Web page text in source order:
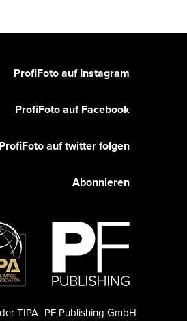
ProfiFoto auf Instagram
ProfiFoto auf Facebook
ProfiFoto auf twitter folgen
Abonnieren
PF Publishing GmbH
TIPA